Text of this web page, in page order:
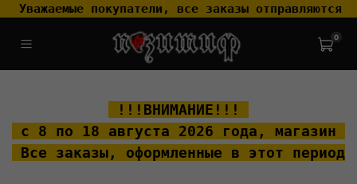
Уважаемые покупатели, все заказы отправляются
0
!!!ВНИМАНИЕ!!!
с 8 по 18 августа 2026 года, магазин
Все заказы, оформленные в этот